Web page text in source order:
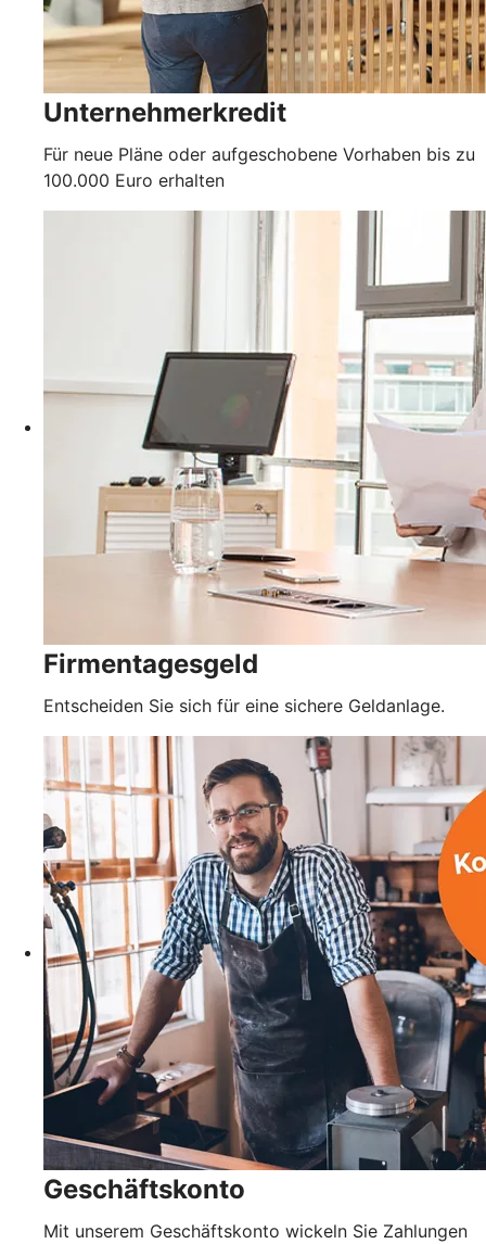
Unternehmerkredit
Für neue Pläne oder aufgeschobene Vorhaben bis zu
100.000 Euro erhalten
Firmentagesgeld
Entscheiden Sie sich für eine sichere Geldanlage.
Geschäftskonto
Mit unserem Geschäftskonto wickeln Sie Zahlungen